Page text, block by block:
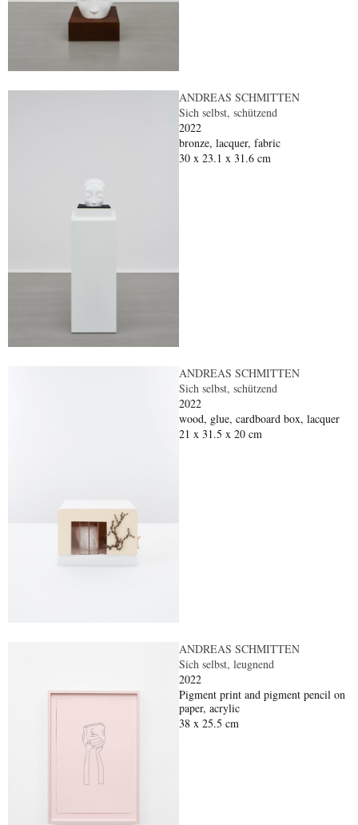
ANDREAS SCHMITTEN
Sich selbst, schützend
2022
bronze, lacquer, fabric
30 x 23.1 x 31.6 cm
ANDREAS SCHMITTEN
Sich selbst, schützend
2022
wood, glue, cardboard box, lacquer
21 x 31.5 x 20 cm
ANDREAS SCHMITTEN
Sich selbst, leugnend
2022
Pigment print and pigment pencil on
paper, acrylic
38 x 25.5 cm